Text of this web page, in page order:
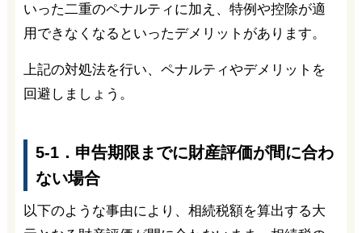
いった二重のペナルティに加え、特例や控除が適
用できなくなるといったデメリットがあります。
上記の対処法を行い、ペナルティやデメリットを
回避しましょう。
5-1．申告期限までに財産評価が間に合わ
ない場合
以下のような事由により、相続税額を算出する大